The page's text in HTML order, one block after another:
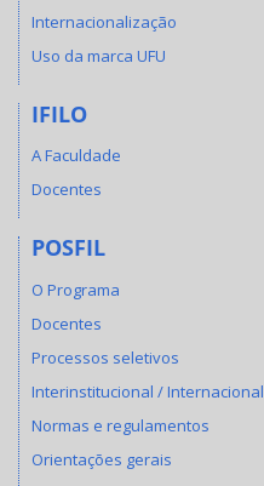
Internacionalização
Uso da marca UFU
IFILO
A Faculdade
Docentes
POSFIL
O Programa
Docentes
Processos seletivos
Interinstitucional / Internacional
Normas e regulamentos
Orientações gerais